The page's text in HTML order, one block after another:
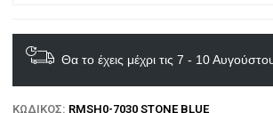
Θα το έχεις μέχρι τις 7 - 10
ΚΩΔΙΚΌΣ: RMSH0-7030 STONE BLUE